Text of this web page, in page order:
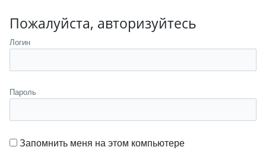
Пожалуйста, авторизуйтесь
Логин
Пароль
Запомнить меня на этом компьютере